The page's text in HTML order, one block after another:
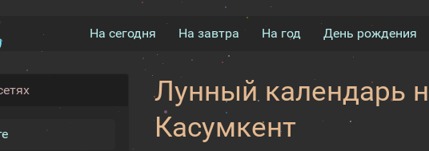
На сегодня На завтра На год День рождения
Лунный календарь
Касумкент